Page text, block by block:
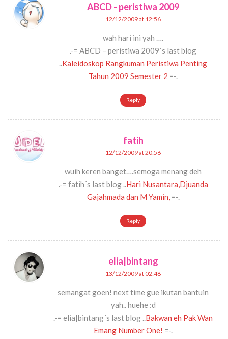
ABCD - peristiwa 2009
12/12/2009 at 12:56
wah hari ini yah ….
.-= ABCD – peristiwa 2009´s last blog
Kaleidoskop Rangkuman Peristiwa Penting
Tahun 2009 Semester 2 =-.
Reply
fatih
12/12/2009 at 20:56
wuih keren banget….semoga menang deh
.-= fatih´s last blog .. Hari Nusantara,Djuanda
Gajahmada dan M Yamin, =-.
Reply
elia|bintang
13/12/2009 at 02:48
semangat goen! next time gue ikutan bantuin
yah.. huehe :d
.-= elia|bintang´s last blog .. Bakwan eh Pak Wan
Emang Number One! =-.